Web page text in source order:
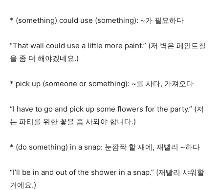
* (something) could use (something): ~가 필요하다
“That wall could use a little more paint.” (저 벽은 페인트칠
을 좀 더 해야겠네요.)
* pick up (someone or something): ~를 사다, 가져오다
“I have to go and pick up some flowers for the party.” (저
는 파티를 위한 꽃을 좀 사와야 합니다.)
* (do something) in a snap: 눈깜짝 할 새에, 재빨리 ~하다
“I’ll be in and out of the shower in a snap.” (재빨리 샤워할
거에요.)